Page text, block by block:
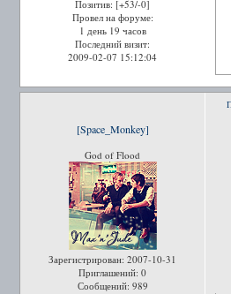
Позитив: [+53/-0]
Провел на форуме:
1 день 19 часов
Последний визит:
2009-02-07 15:12:04
[Space_Monkey]
God of Flood
Зарегистрирован: 2007-10-31
Приглашений: 0
Сообщений: 989